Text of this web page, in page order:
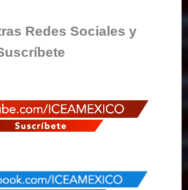
Redes Sociales y